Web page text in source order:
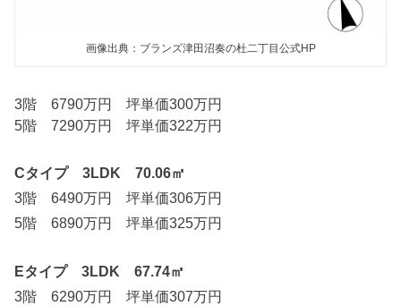
画像出典：ブランズ津田沼奏の杜二丁目公式HP
3階 6790万円 坪単価300万円
5階 7290万円 坪単価322万円
Cタイプ 3LDK 70.06㎡
3階 6490万円 坪単価306万円
5階 6890万円 坪単価325万円
Eタイプ 3LDK 67.74㎡
3階 6290万円 坪単価307万円